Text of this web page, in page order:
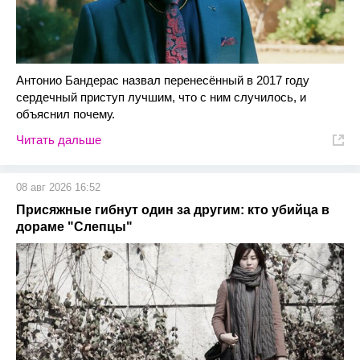
Антонио Бандерас назвал перенесённый в 2017 году
сердечный приступ лучшим, что с ним случилось, и
объяснил почему.
Читать дальше
08 авг 2026 16:52
Присяжные гибнут один за другим: кто убийца в
дораме "Слепцы"